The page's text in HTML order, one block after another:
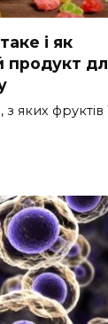
і як
продукт
яких фруктів